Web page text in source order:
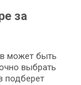
за
может быть
выбрать
подберет